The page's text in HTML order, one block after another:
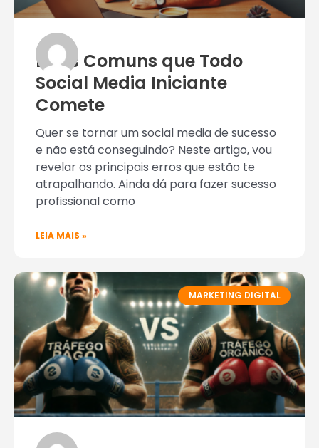
Erros Comuns que Todo
Social Media Iniciante
Comete
Quer se tornar um social media de sucesso
e não está conseguindo? Neste artigo, vou
revelar os principais erros que estão te
atrapalhando. Ainda dá para fazer sucesso
profissional como
LEIA MAIS »
MARKETING DIGITAL